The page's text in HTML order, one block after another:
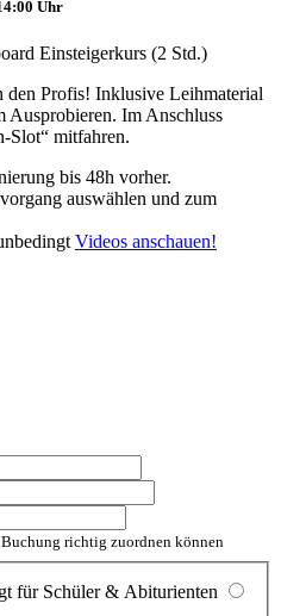
Uhr
Einsteigerkurs (2 Std.)
Profis! Inklusive Leihmaterial
Ausprobieren. Im Anschluss
Slot“ mitfahren.
bis 48h vorher.
auswählen und zum
Videos anschauen!
richtig zuordnen können
für Schüler & Abiturienten